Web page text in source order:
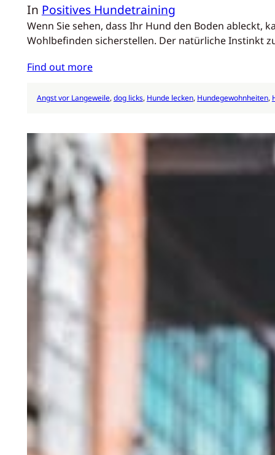
In Positives Hundetraining
Wenn Sie sehen, dass Ihr Hund den Boden ableckt,
Wohlbefinden sicherstellen. Der natürliche Instinkt
Find out more
Angst vor Langeweile, dog licks, Hunde lecken, Hundegewohnheiten,